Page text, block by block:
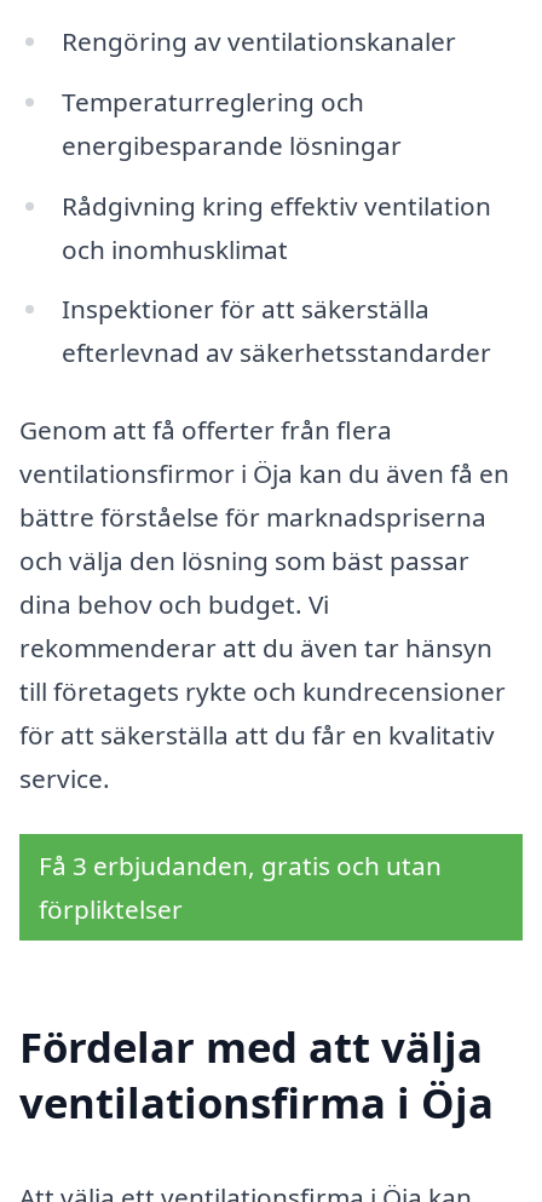
Rengöring av ventilationskanaler
Temperaturreglering och
energibesparande lösningar
Rådgivning kring effektiv ventilation
och inomhusklimat
Inspektioner för att säkerställa
efterlevnad av säkerhetsstandarder
Genom att få offerter från flera
ventilationsfirmor i Öja kan du även få en
bättre förståelse för marknadspriserna
och välja den lösning som bäst passar
dina behov och budget. Vi
rekommenderar att du även tar hänsyn
till företagets rykte och kundrecensioner
för att säkerställa att du får en kvalitativ
service.
Få 3 erbjudanden, gratis och utan
förpliktelser
Fördelar med att välja
ventilationsfirma i Öja